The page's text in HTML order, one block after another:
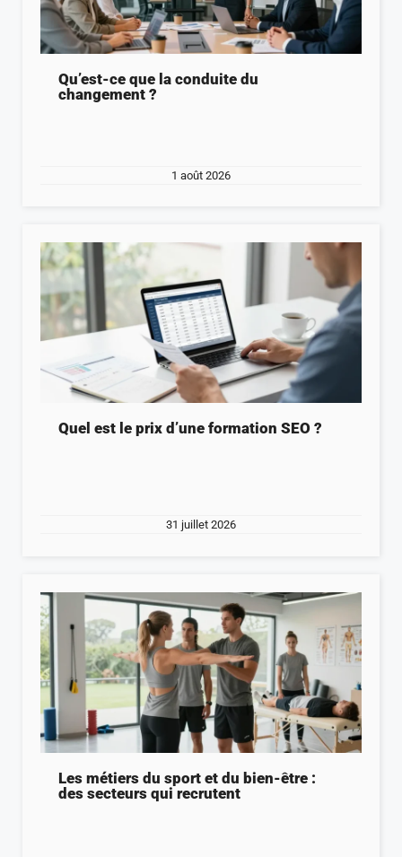
Qu’est-ce que la conduite du
changement ?
1 août 2026
Quel est le prix d’une formation SEO ?
31 juillet 2026
Les métiers du sport et du bien-être :
des secteurs qui recrutent